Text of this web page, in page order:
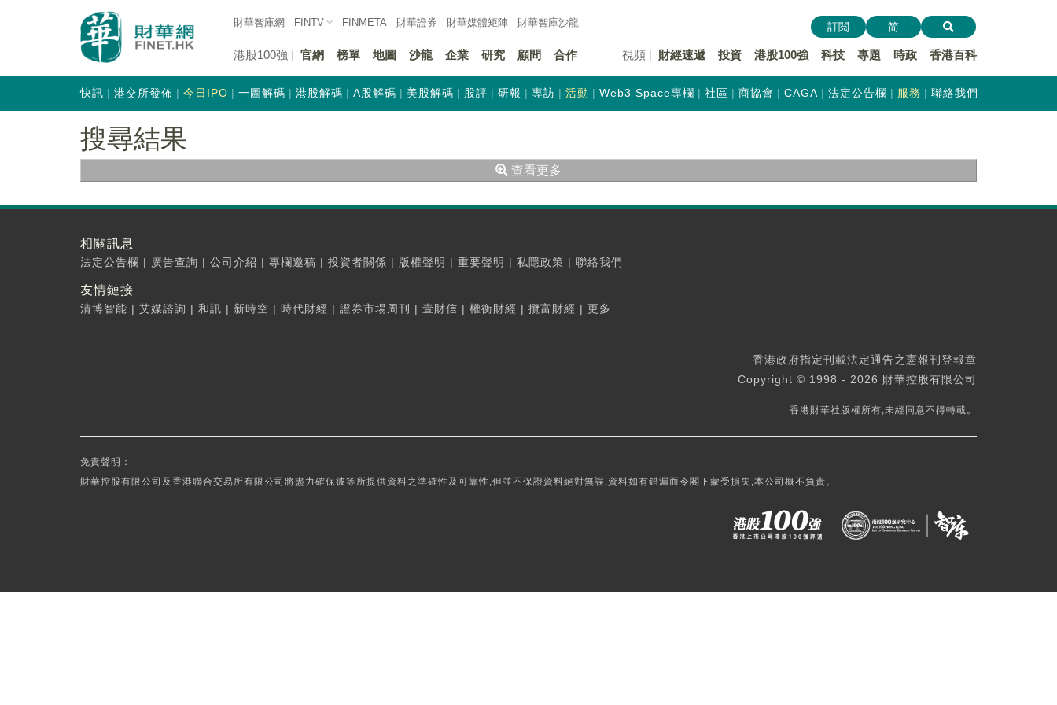
財華智庫網 FINTV FINMETA 財華證券 財華媒體矩陣 財華智庫沙龍
港股100強 官網 榜單 地圖 沙龍 企業 研究 顧問 合作 視頻 財經速遞 投資 港股100強 科技 專題 時政 香港百科
訂閱 简
快訊 港交所發佈 今日IPO 一圖解碼 港股解碼 A股解碼 美股解碼 股評 研報 專訪 活動 Web3 Space專欄 社區 商協會 CAGA 法定公告欄 服務 聯絡我們
搜尋結果
查看更多
相關訊息
法定公告欄 | 廣告查詢 | 公司介紹 | 專欄邀稿 | 投資者關係 | 版權聲明 | 重要聲明 | 私隱政策 | 聯絡我們
友情鏈接
清博智能 | 艾媒諮詢 | 和訊 | 新時空 | 時代財經 | 證券市場周刊 | 壹財信 | 權衡財經 | 攬富財經 | 更多...
香港政府指定刊載法定通告之憲報刊登報章
Copyright © 1998 - 2026 財華控股有限公司
香港財華社版權所有,未經同意不得轉載。
免責聲明：
財華控股有限公司及香港聯合交易所有限公司將盡力確保彼等所提供資料之準確性及可靠性,但並不保證資料絕對無誤,資料如有錯漏而令閣下蒙受損失,本公司概不負責。